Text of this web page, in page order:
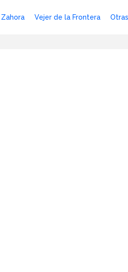
Zahora Vejer de la Frontera